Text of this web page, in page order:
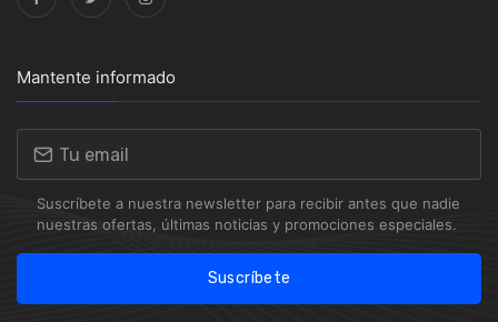
Mantente informado
Suscríbete a nuestra newsletter para recibir antes que nadie
nuestras ofertas, últimas noticias y promociones especiales.
Suscríbete